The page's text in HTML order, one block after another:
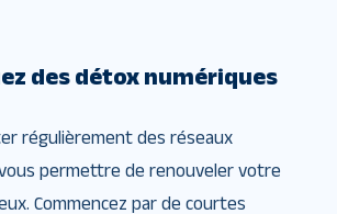
des détox numériques
régulièrement des réseaux
permettre de renouveler votre
Commencez par de courtes